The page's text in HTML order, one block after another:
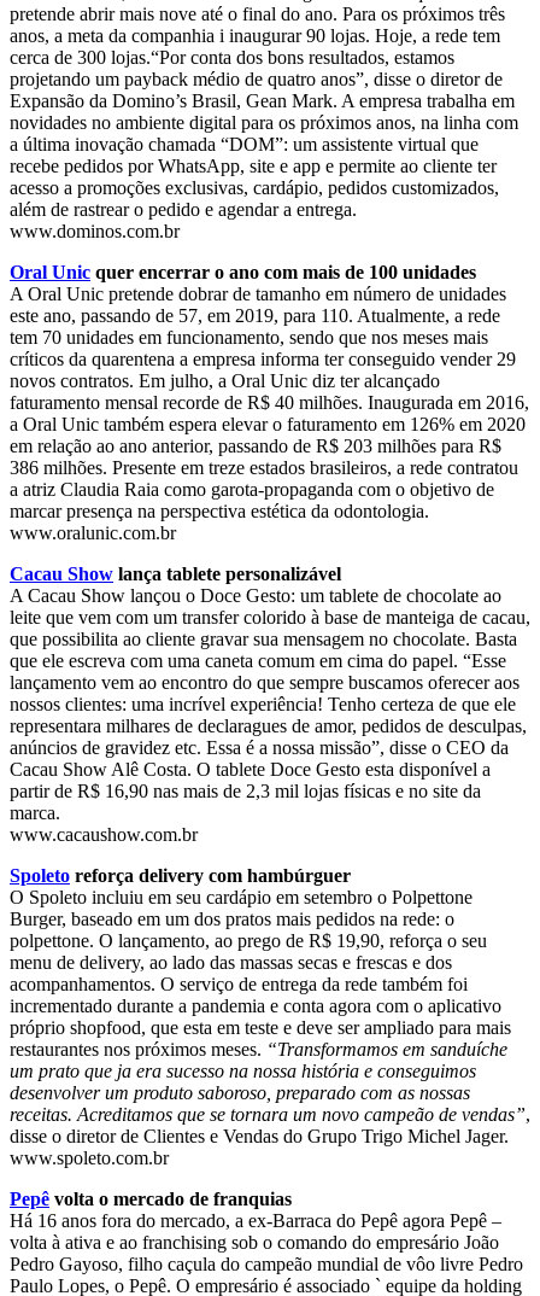
pretende abrir mais nove até o final do ano. Para os próximos três
anos, a meta da companhia i inaugurar 90 lojas. Hoje, a rede tem
cerca de 300 lojas.“Por conta dos bons resultados, estamos
projetando um payback médio de quatro anos”, disse o diretor de
Expansão da Domino’s Brasil, Gean Mark. A empresa trabalha em
novidades no ambiente digital para os próximos anos, na linha com
a última inovação chamada “DOM”: um assistente virtual que
recebe pedidos por WhatsApp, site e app e permite ao cliente ter
acesso a promoções exclusivas, cardápio, pedidos customizados,
além de rastrear o pedido e agendar a entrega.
www.dominos.com.br
Oral Unic quer encerrar o ano com mais de 100 unidades
A Oral Unic pretende dobrar de tamanho em número de unidades
este ano, passando de 57, em 2019, para 110. Atualmente, a rede
tem 70 unidades em funcionamento, sendo que nos meses mais
críticos da quarentena a empresa informa ter conseguido vender 29
novos contratos. Em julho, a Oral Unic diz ter alcançado
faturamento mensal recorde de R$ 40 milhões. Inaugurada em 2016,
a Oral Unic também espera elevar o faturamento em 126% em 2020
em relação ao ano anterior, passando de R$ 203 milhões para R$
386 milhões. Presente em treze estados brasileiros, a rede contratou
a atriz Claudia Raia como garota-propaganda com o objetivo de
marcar presença na perspectiva estética da odontologia.
www.oralunic.com.br
Cacau Show lança tablete personalizável
A Cacau Show lançou o Doce Gesto: um tablete de chocolate ao
leite que vem com um transfer colorido à base de manteiga de cacau,
que possibilita ao cliente gravar sua mensagem no chocolate. Basta
que ele escreva com uma caneta comum em cima do papel. “Esse
lançamento vem ao encontro do que sempre buscamos oferecer aos
nossos clientes: uma incrível experiência! Tenho certeza de que ele
representara milhares de declaragues de amor, pedidos de desculpas,
anúncios de gravidez etc. Essa é a nossa missão”, disse o CEO da
Cacau Show Alê Costa. O tablete Doce Gesto esta disponível a
partir de R$ 16,90 nas mais de 2,3 mil lojas físicas e no site da
marca.
www.cacaushow.com.br
Spoleto reforça delivery com hambúrguer
O Spoleto incluiu em seu cardápio em setembro o Polpettone
Burger, baseado em um dos pratos mais pedidos na rede: o
polpettone. O lançamento, ao prego de R$ 19,90, reforça o seu
menu de delivery, ao lado das massas secas e frescas e dos
acompanhamentos. O serviço de entrega da rede também foi
incrementado durante a pandemia e conta agora com o aplicativo
próprio shopfood, que esta em teste e deve ser ampliado para mais
restaurantes nos próximos meses. “Transformamos em sanduíche
um prato que ja era sucesso na nossa história e conseguimos
desenvolver um produto saboroso, preparado com as nossas
receitas. Acreditamos que se tornara um novo campeão de vendas”,
disse o diretor de Clientes e Vendas do Grupo Trigo Michel Jager.
www.spoleto.com.br
Pepê volta o mercado de franquias
Há 16 anos fora do mercado, a ex-Barraca do Pepê agora Pepê –
volta à ativa e ao franchising sob o comando do empresário João
Pedro Gayoso, filho caçula do campeão mundial de vôo livre Pedro
Paulo Lopes, o Pepê. O empresário é associado ` equipe da holding